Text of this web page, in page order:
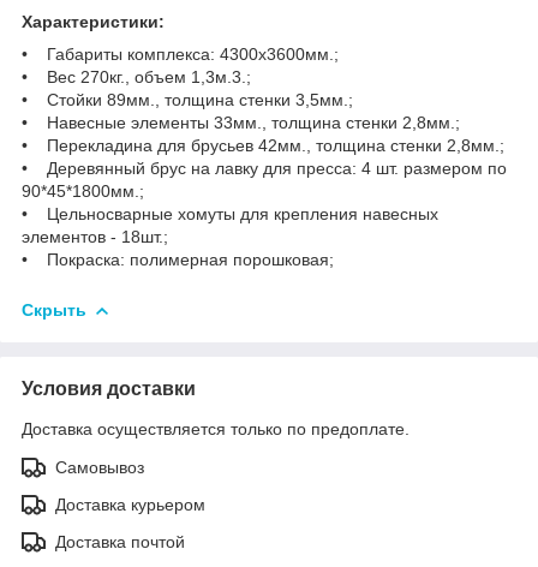
Характеристики:
• Габариты комплекса: 4300х3600мм.;
• Вес 270кг., объем 1,3м.3.;
• Стойки 89мм., толщина стенки 3,5мм.;
• Навесные элементы 33мм., толщина стенки 2,8мм.;
• Перекладина для брусьев 42мм., толщина стенки 2,8мм.;
• Деревянный брус на лавку для пресса: 4 шт. размером по
90*45*1800мм.;
• Цельносварные хомуты для крепления навесных
элементов - 18шт.;
• Покраска: полимерная порошковая;
Скрыть
Условия доставки
Доставка осуществляется только по предоплате.
Самовывоз
Доставка курьером
Доставка почтой